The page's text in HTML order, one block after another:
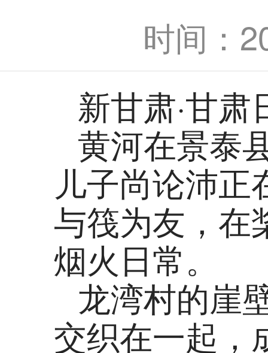
时间：
新甘肃·甘
黄河在景泰
儿子尚论沛
与筏为友，在
烟火日常。
龙湾村的崖
交织在一起，